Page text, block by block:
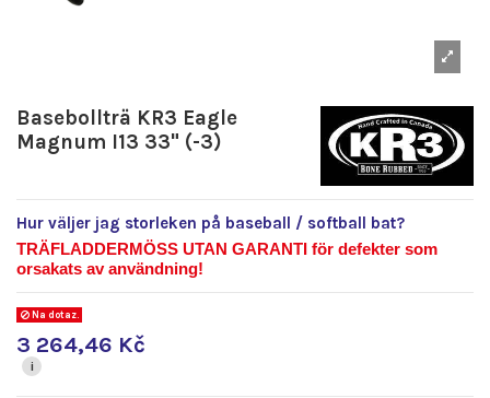
Basebollträ KR3 Eagle
Magnum I13 33" (-3)
Hur väljer jag storleken på baseball / softball bat?
TRÄFLADDERMÖSS UTAN GARANTI för defekter som
orsakats av användning!
Na dotaz.
3 264,46 Kč
i